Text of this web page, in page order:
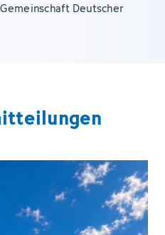
Deutscher